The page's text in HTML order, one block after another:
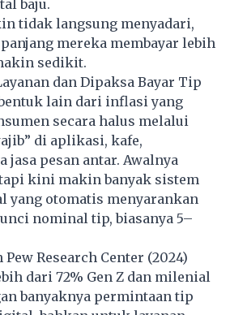
baju.
tidak langsung menyadari,
mereka membayar lebih
sedikit.
dan Dipaksa Bayar Tip
lain dari inflasi yang
secara halus melalui
di aplikasi, kafe,
jasa pesan antar. Awalnya
kini makin banyak sistem
yang otomatis menyarankan
nominal tip, biasanya 5–
Research Center (2024)
dari 72% Gen Z dan milenial
banyaknya permintaan tip